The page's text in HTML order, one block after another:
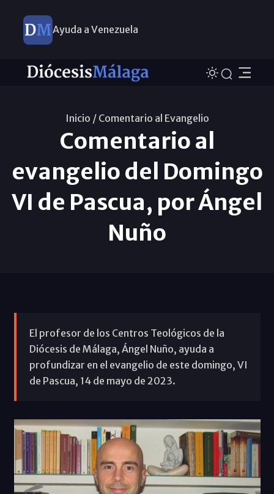
Ayuda a Venezuela
Inicio / Comentario al Evangelio
Comentario al
evangelio del Domingo
VI de Pascua, por Ángel
Nuño
El profesor de los Centros Teológicos de la
Diócesis de Málaga, Ángel Nuño, ayuda a
profundizar en el evangelio de este domingo, VI
de Pascua, 14 de mayo de 2023.